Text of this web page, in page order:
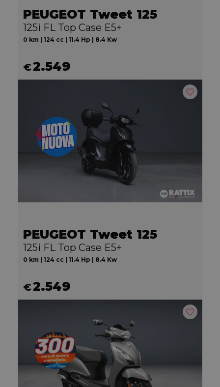
PEUGEOT Tweet 125
125i FL Top Case E5+
0 km | 124 cc | 11.4 Hp | 8.4 Kw
€2.549
PEUGEOT Tweet 125
125i FL Top Case E5+
0 km | 124 cc | 11.4 Hp | 8.4 Kw
€2.549